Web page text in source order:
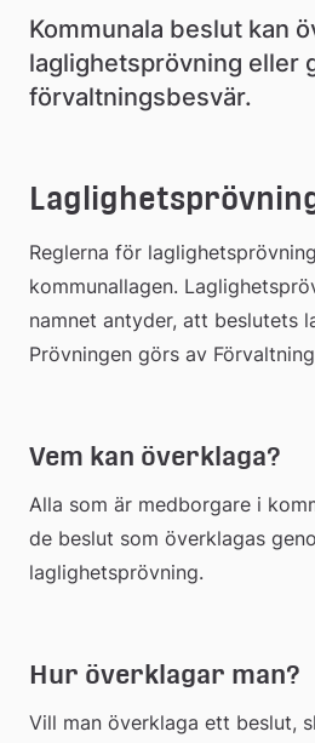
Kommunala beslut kan
laglighetsprövning eller
förvaltningsbesvär.
Reglerna för
kommunallagen.
namnet antyder, att beslutets
Prövningen görs av
Vem kan överklaga?
Alla som är medborgare i
de beslut som överklagas
laglighetsprövning.
Hur överklagar man?
Vill man överklaga ett beslut,